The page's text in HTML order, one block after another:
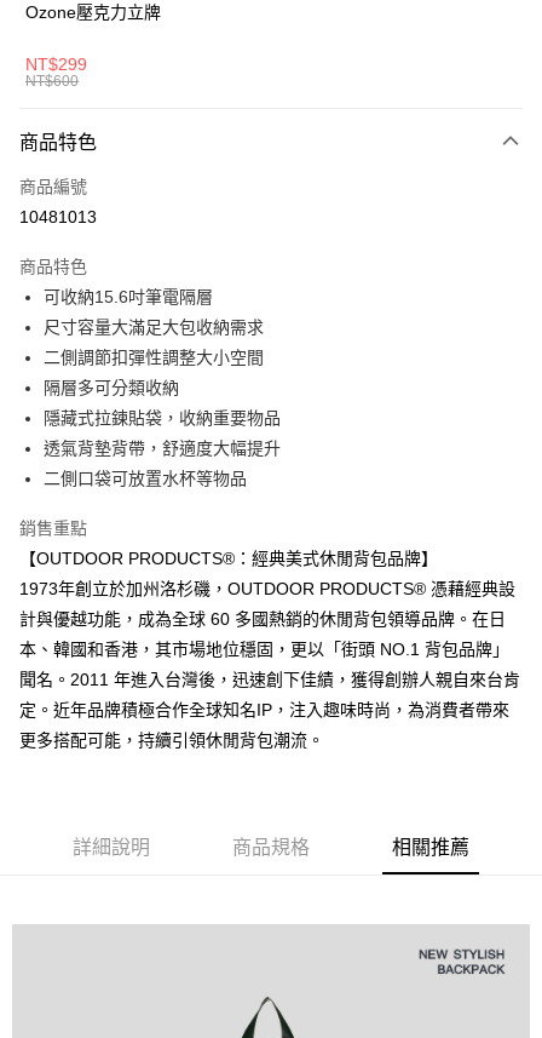
【關於「AFTEE先享後付」】
AFTEE先享後付是「在收到商品之後才付款」的支付方式。 讓您購物簡單
２．便利：只要手機號碼，簡訊認證，即可結帳。
【「AFTEE先享後付」結帳流程】
２．訂單成立數日內，您將收到繳費通知簡訊。
３．收到繳費通知簡訊後14天內，點擊此簡訊中的連結，可透過四大超商／
ATM／網路銀行／等多元方式進行付款，方視為交易完成。
※ 請注意：結帳手續完成當下不需立刻繳費，但若您需要取消訂單，請聯絡
購買商品的店家。未經商家同意取消之訂單仍視為有效，需透過AFTEE先享
後付繳納相關費用。
※ 交易是否成功請以「AFTEE先享後付 」之結帳頁面顯示為準，若有關於
是否繳費成功／繳費後需取消欲退款等相關疑問，請聯繫「AFTEE先享後付
客戶支援中心」https://netprotections.freshdesk.com/support/home
易，需依本服務之必要範圍內提供個人資料，並將交易相關給付款項請求債
權轉讓予恩沛科技股份有限公司。
２．關於個人資料處理事宜，請瀏覽以下網址：
https://aftee.tw/terms/#terms3
３．未成年的使用者請事先徵得法定代理人或監護人之同意方可使用
「AFTEE先享後付」，若未經同意申辦者引起之損失，本公司不負相關責
任。
４．使用「AFTEE先享後付」時，將依據個別帳號之用戶狀況，依本公司即
時審查核予不同之上限額度；若仍有額度不足之情形，本公司將視審查結果
請求用戶進行身份認證。
ATM付款
運送方式
全家取貨付款
每筆NT$80，滿NT$1,000(含以上)免運費
每筆NT$80，滿NT$1,000(含以上)免運費
萊爾富取貨付款
每筆NT$80，滿NT$1,000(含以上)免運費
付款後萊爾富取貨
每筆NT$80，滿NT$1,000(含以上)免運費
7-11取貨付款
每筆NT$80，滿NT$1,000(含以上)免運費
付款後7-11取貨
每筆NT$80，滿NT$1,000(含以上)免運費
宅配
每筆NT$80，滿NT$1,000(含以上)免運費
外島宅配
每筆NT$200
Ozone壓克力立牌
NT$299
NT$600
商品特色
商品編號
10481013
商品特色
可收納15.6吋筆電隔層
尺寸容量大滿足大包收納需求
二側調節扣彈性調整大小空間
隔層多可分類收納
隱藏式拉鍊貼袋，收納重要物品
透氣背墊背帶，舒適度大幅提升
二側口袋可放置水杯等物品
銷售重點
【OUTDOOR PRODUCTS®：經典美式休閒背包品牌】
1973年創立於加州洛杉磯，OUTDOOR PRODUCTS® 憑藉經典設
計與優越功能，成為全球 60 多國熱銷的休閒背包領導品牌。在日
本、韓國和香港，其市場地位穩固，更以「街頭 NO.1 背包品牌」
聞名。2011 年進入台灣後，迅速創下佳績，獲得創辦人親自來台肯
定。近年品牌積極合作全球知名IP，注入趣味時尚，為消費者帶來
更多搭配可能，持續引領休閒背包潮流。
詳細說明 商品規格 相關推薦